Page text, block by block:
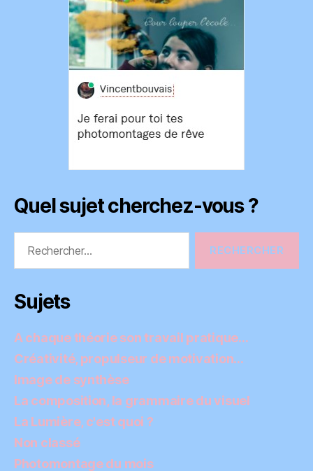
Quel sujet cherchez-vous ?
Sujets
A chaque théorie son travail pratique…
Créativité, propulseur de motivation…
Image de synthèse
La composition, la grammaire du visuel
La Lumière, c'est quoi ?
Non classé
Photomontage du mois